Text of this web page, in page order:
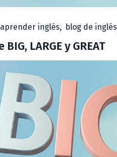
aprender inglés, blog de inglés
LARGE y GREAT